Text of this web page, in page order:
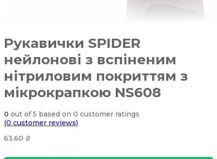
Рукавички SPIDER
нейлонові з вспіненим
нітриловим покриттям з
мікрокрапкою NS608
0 out of5 based on 0 customer ratings
(0 customer reviews)
63.60 ₴